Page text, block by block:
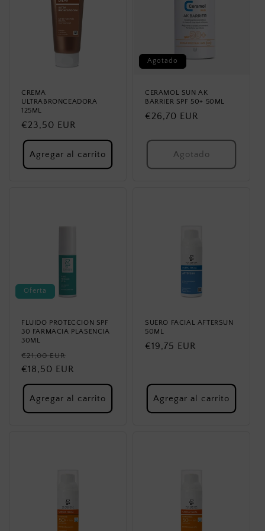
CREMA
ULTRABRONCEADORA
125ML
Precio
habitual
€23,50 EUR
Agregar al carrito
Agotado
CERAMOL SUN AK
BARRIER SPF 50+ 50ML
Precio
€26,70 EUR
Agotado
Oferta
FLUIDO PROTECCION SPF
30 FARMACIA PLASENCIA
30ML
Precio
habitual
€21,00 EUR
de
oferta
€18,50 EUR
Agregar al carrito
SUERO FACIAL AFTERSUN
50ML
Precio
€19,75 EUR
Agregar al carrito